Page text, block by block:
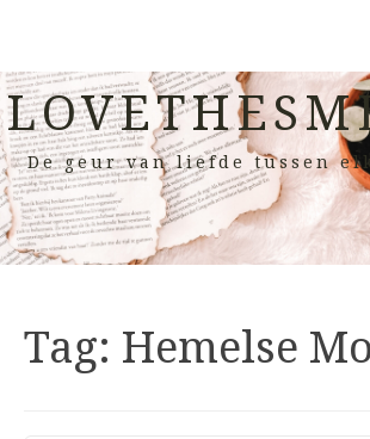
De geur van liefde tussen
Tag: Hemelse